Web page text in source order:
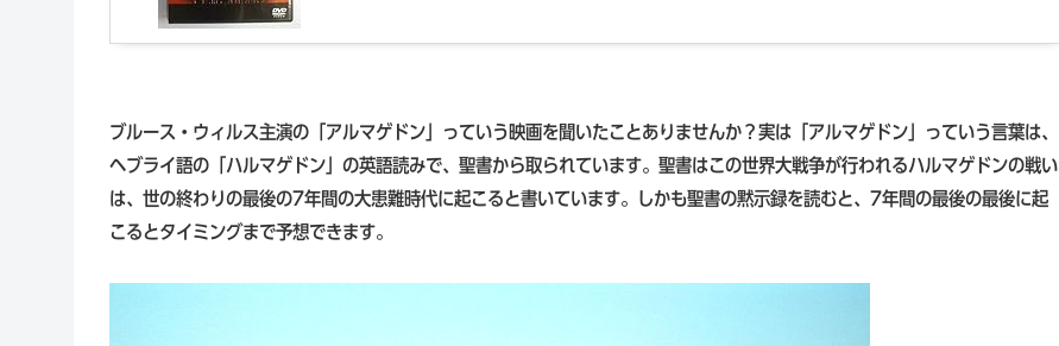
ブルース・ウィルス主演の「アルマゲドン」っていう映画を聞いたことありませんか？実は「アルマゲドン」っていう言葉は、
ヘブライ語の「ハルマゲドン」の英語読みで、聖書から取られています。聖書はこの世界大戦争が行われるハルマゲドンの戦い
は、世の終わりの最後の7年間の大患難時代に起こると書いています。しかも聖書の黙示録を読むと、7年間の最後の最後に起
こるとタイミングまで予想できます。